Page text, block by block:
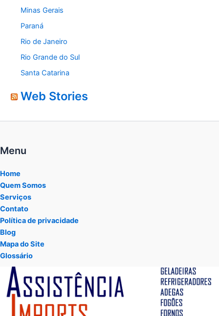
Minas Gerais
Paraná
Rio de Janeiro
Rio Grande do Sul
Santa Catarina
Web Stories
Menu
Home
Quem Somos
Serviços
Contato
Política de privacidade
Blog
Mapa do Site
Glossário
Tocador
vídeo